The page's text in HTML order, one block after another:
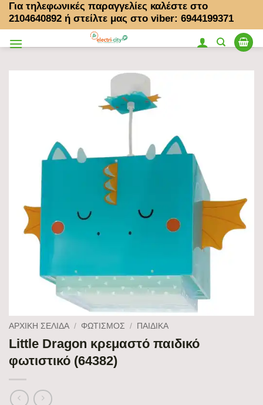
Μετάβαση
στο
Για τηλεφωνικές παραγγελίες καλέστε στο
2104640892 ή στείλτε μας στο viber: 6944199371
ΑΡΧΙΚΉ ΣΕΛΊΔΑ / ΦΩΤΙΣΜΟΣ / ΠΑΙΔΙΚΆ
Little Dragon κρεμαστό παιδικό
φωτιστικό (64382)